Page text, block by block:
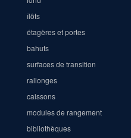
îlôts
étagères et portes
bahuts
surfaces de transition
rallonges
caissons
modules de rangement
bibliothèques